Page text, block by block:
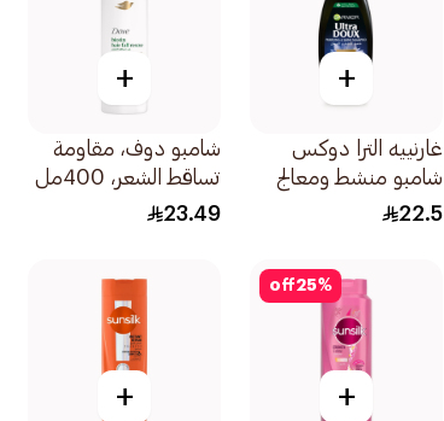
+
غارنييه الترا دوكس
شامبو منشط ومعالج
بالفحم الأسود وزيت
22.5
+
شامبو دوف، مقاومة
تساقط الشعر، 400مل
23.49
25%
off
+
+